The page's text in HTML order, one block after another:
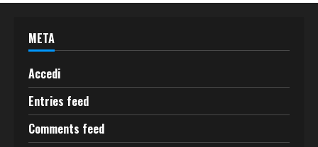
META
Accedi
Entries feed
Comments feed